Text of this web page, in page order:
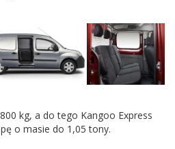
kg, a do tego Kangoo Express
o masie do 1,05 tony.